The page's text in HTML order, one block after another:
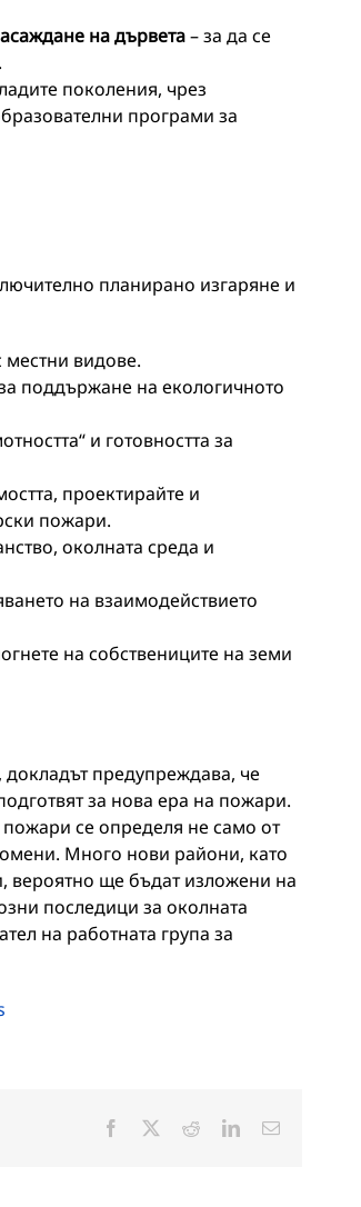
на дървета– за да се
поколения, чрез
програми за
планирано изгаряне и
видове.
поддържане на екологичното
и готовността за
проектирайте и
пожари.
околната среда и
на взаимодействието
на собствениците на земи
предупреждава, че
за нова ера на пожари.
се определя не само от
Много нови райони, като
вероятно ще бъдат изложени на
последици за околната
на работната група за
Facebook RedditLinkedInЕлектронна